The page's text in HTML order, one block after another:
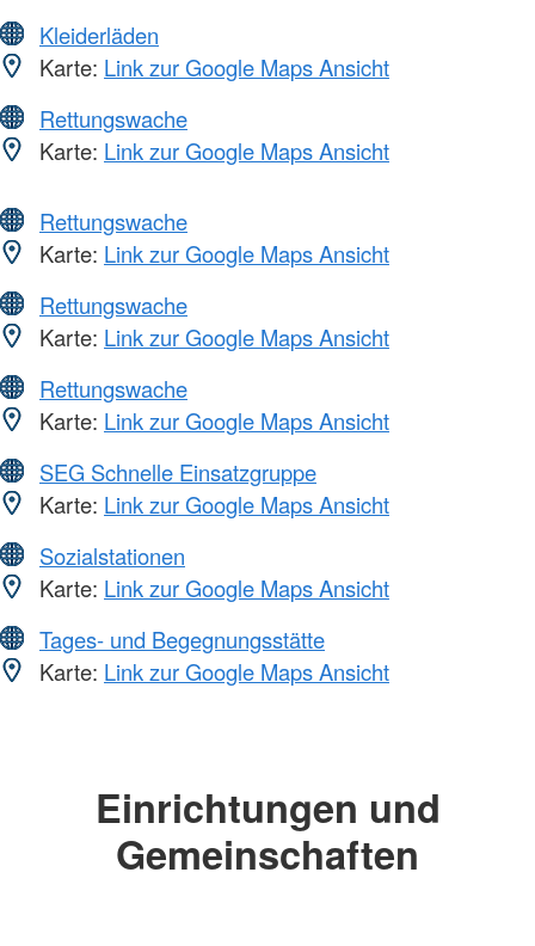
Kleiderläden
Karte: Link zur Google Maps Ansicht
Rettungswache
Karte: Link zur Google Maps Ansicht
Rettungswache
Karte: Link zur Google Maps Ansicht
Rettungswache
Karte: Link zur Google Maps Ansicht
Rettungswache
Karte: Link zur Google Maps Ansicht
SEG Schnelle Einsatzgruppe
Karte: Link zur Google Maps Ansicht
Sozialstationen
Karte: Link zur Google Maps Ansicht
Tages- und Begegnungsstätte
Karte: Link zur Google Maps Ansicht
Einrichtungen und
Gemeinschaften